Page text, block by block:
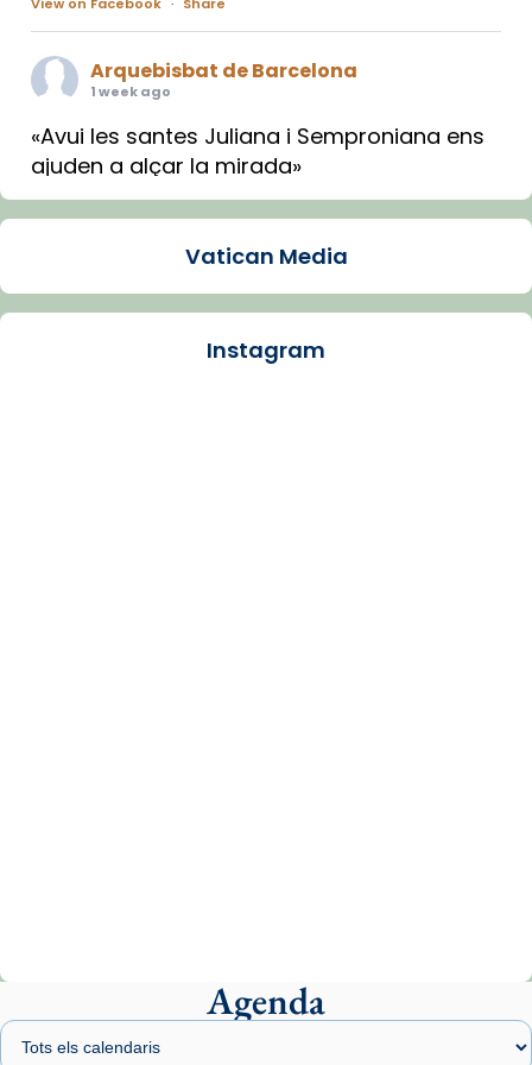
Arquebisbat de Barcelona
1 week ago
«Avui les santes Juliana i Semproniana ens
ajuden a alçar la mirada»
Mons. Sergi Gordo, bisbe de Tortosa, ha
Santes de Mataró.
🔗tinyurl.com/cvu5jmbk
Arquebisbat de Barcelona
2 weeks ago
Vatican Media
Instagram
Agenda